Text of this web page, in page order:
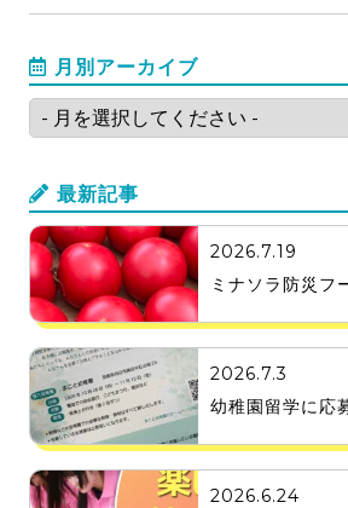
月別アーカイブ
最新記事
2026.7.19
ミナソラ防災フ
2026.7.3
幼稚園留学に応
2026.6.24